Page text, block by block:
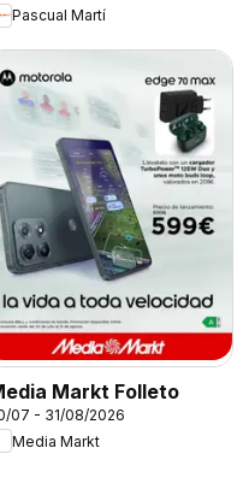
Pascual Martí
Markt Folleto
07 - 31/08/2026
Media Markt